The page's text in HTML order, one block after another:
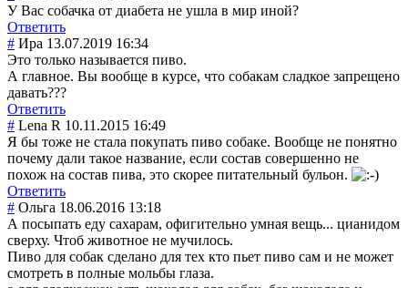
У Вас собачка от диабета не ушла в мир иной?
Ответить
# Ира 13.07.2019 16:34
Это только называется пиво.
А главное. Вы вообще в курсе, что собакам сладкое запрещено
давать???
Ответить
# Lena R 10.11.2015 16:49
Я бы тоже не стала покупать пиво собаке. Вообще не понятно
почему дали такое название, если состав совершенно не
похож на состав пива, это скорее питательный бульон.
Ответить
# Ольга 18.06.2016 13:18
А посыпать еду сахарам, офигительно умная вещь... цианидом
сверху. Чтоб животное не мучилось.
Пиво для собак сделано для тех кто пьет пиво сам и не может
смотреть в полные мольбы глаза.